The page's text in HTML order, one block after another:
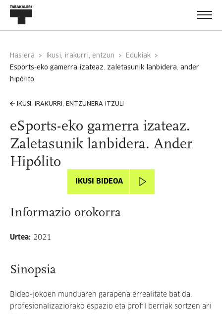
Hasiera Ikusi, irakurri, entzun
Edukiak
esports-eko gamerra izateaz. zaletasunik lanbidera. ander
hipólito
IKUSI, IRAKURRI, ENTZUNERA ITZULI
eSports-eko gamerra izateaz.
Zaletasunik lanbidera. Ander
Hipólito
IKUSI BIDEOA
Informazio orokorra
Urtea: 2021
Sinopsia
Bideo-jokoen munduaren garapena errealitate bat da,
profesionalizaziorako espazio eta profil berriak sortzen ari